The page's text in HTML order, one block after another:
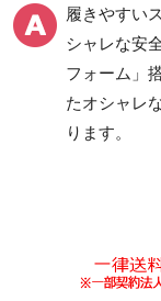
一般作業安
層底
短靴
つま先保護
履きやすい
シャレな安
フォーム」
たオシャレ
ります。